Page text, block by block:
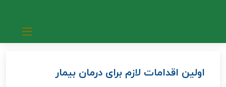
اولین اقدامات لازم برای درمان بیمار